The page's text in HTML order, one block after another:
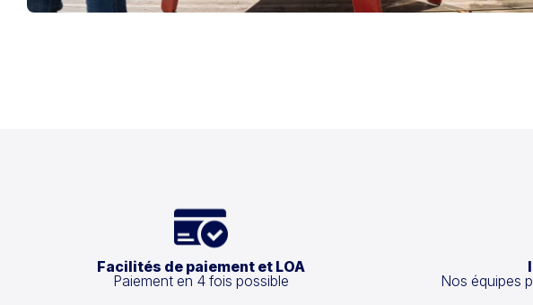
Facilités de paiement et LOA
Paiement en 4 fois possible
Nos équipes